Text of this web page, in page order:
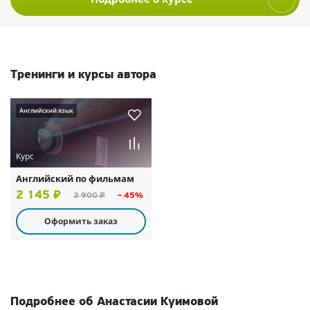
Тренинги и курсы автора
Английский язык
Курс
Английский по фильмам
2 145 ₽ 3 900 ₽ – 45%
Оформить заказ
Подробнее об Анастасии Куимовой